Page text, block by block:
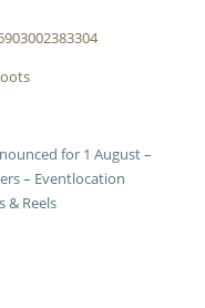
for 1 August –
– Eventlocation
& Reels